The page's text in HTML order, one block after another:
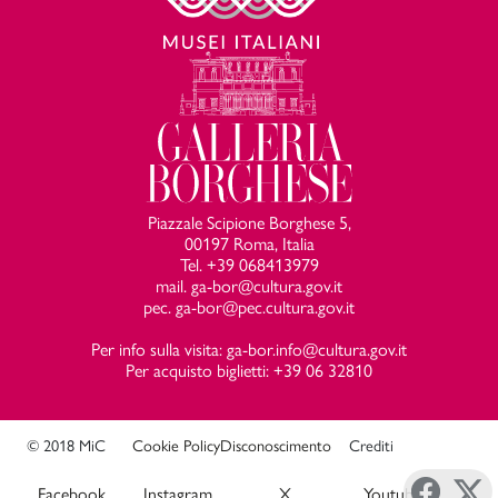
Piazzale Scipione Borghese 5,
00197 Roma, Italia
Tel. +39 068413979
mail. ga-bor@cultura.gov.it
pec. ga-bor@pec.cultura.gov.it
Per info sulla visita: ga-bor.info@cultura.gov.it
Per acquisto biglietti: +39 06 32810
© 2018 MiC Cookie PolicyDisconoscimento Crediti